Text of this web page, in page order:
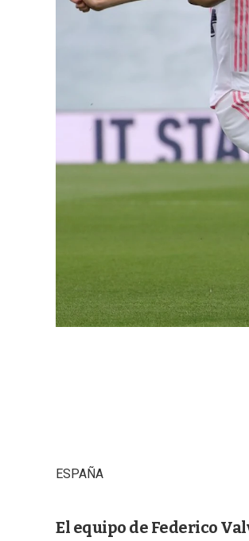
ESPAÑA
El equipo de Federico